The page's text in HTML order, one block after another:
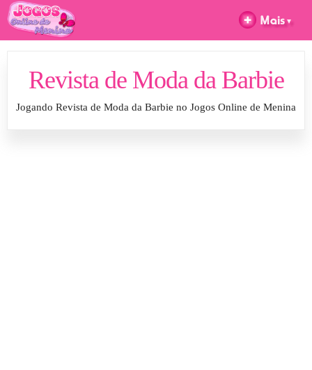
Revista de Moda da Barbie
Jogando Revista de Moda da Barbie no Jogos Online de Menina